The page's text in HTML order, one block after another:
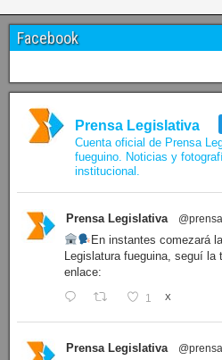
Facebook
Prensa Legislativa
Cuenta oficial de Prensa
fueguino. Noticias y
institucional.
Prensa Legislativa
En instantes comezará
Legislatura fueguina, seguí
enlace:
1 X
Prensa Legislativa